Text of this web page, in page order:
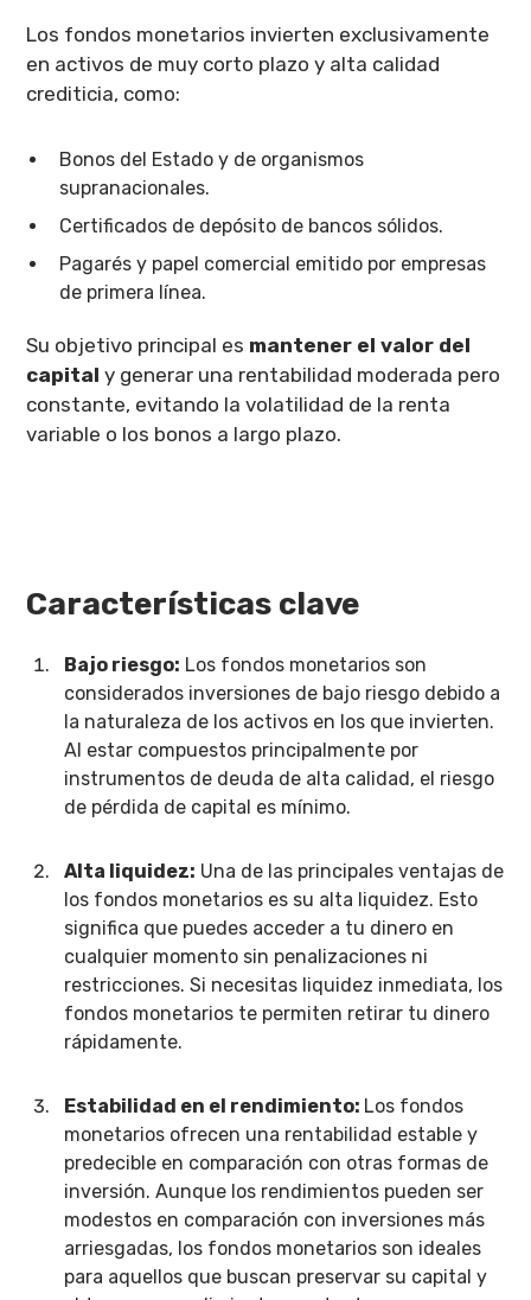
Los fondos monetarios invierten exclusivamente
en activos de muy corto plazo y alta calidad
crediticia, como:
Bonos del Estado y de organismos
supranacionales.
Certificados de depósito de bancos sólidos.
Pagarés y papel comercial emitido por empresas
de primera línea.
Su objetivo principal es mantener el valor del
capital y generar una rentabilidad moderada pero
constante, evitando la volatilidad de la renta
variable o los bonos a largo plazo.
Características clave
Bajo riesgo: Los fondos monetarios son
considerados inversiones de bajo riesgo debido a
la naturaleza de los activos en los que invierten.
Al estar compuestos principalmente por
instrumentos de deuda de alta calidad, el riesgo
de pérdida de capital es mínimo.
Alta liquidez: Una de las principales ventajas de
los fondos monetarios es su alta liquidez. Esto
significa que puedes acceder a tu dinero en
cualquier momento sin penalizaciones ni
restricciones. Si necesitas liquidez inmediata, los
fondos monetarios te permiten retirar tu dinero
rápidamente.
Estabilidad en el rendimiento: Los fondos
monetarios ofrecen una rentabilidad estable y
predecible en comparación con otras formas de
inversión. Aunque los rendimientos pueden ser
modestos en comparación con inversiones más
arriesgadas, los fondos monetarios son ideales
para aquellos que buscan preservar su capital y